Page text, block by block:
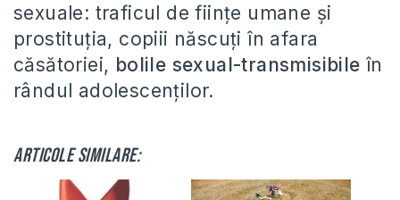
sexuale: traficul de fiinţe umane şi
prostituţia, copiii născuţi în afara
căsătoriei, bolile sexual-transmisibile în
rândul adolescenţilor.
Articole similare: